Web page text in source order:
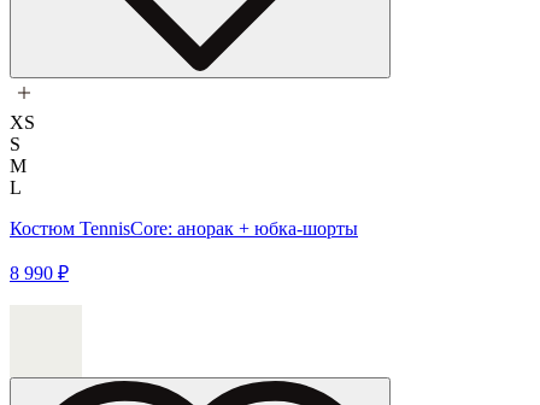
XS
S
M
L
Костюм TennisCore: анорак + юбка-шорты
8 990 ₽